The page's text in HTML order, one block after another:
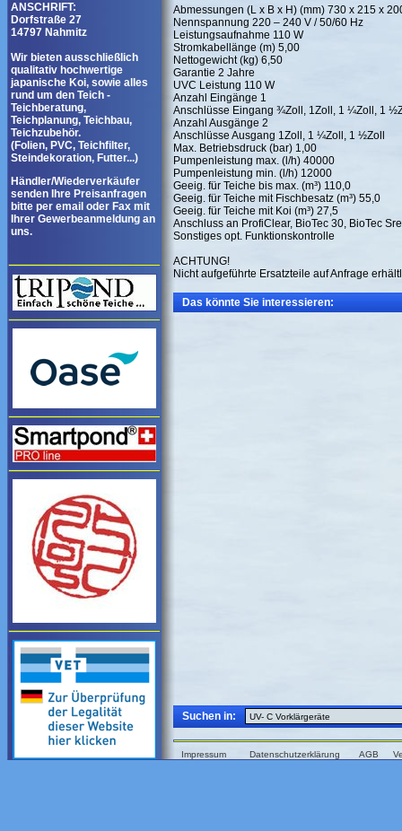
ANSCHRIFT:
Dorfstraße 27
14797 Nahmitz
Wir bieten ausschließlich
qualitativ hochwertige
japanische Koi, sowie alles
rund um den Teich -
Teichberatung,
Teichplanung, Teichbau,
Teichzubehör.
(Folien, PVC, Teichfilter,
Steindekoration, Futter...)
Händler/Wiederverkäufer
senden Ihre Preisanfragen
bitte per email oder Fax mit
Ihrer Gewerbeanmeldung an
uns.
Abmessungen (L x B x H) (mm) 730 x 215 x
Nennspannung 220 – 240 V / 50/60 Hz
Leistungsaufnahme 110 W
Stromkabellänge (m) 5,00
Nettogewicht (kg) 6,50
Garantie 2 Jahre
UVC Leistung 110 W
Anzahl Eingänge 1
Anschlüsse Eingang ¾Zoll, 1Zoll, 1 ¼Zoll, 1
Anzahl Ausgänge 2
Anschlüsse Ausgang 1Zoll, 1 ¼Zoll, 1 ½Zoll
Max. Betriebsdruck (bar) 1,00
Pumpenleistung max. (l/h) 40000
Pumpenleistung min. (l/h) 12000
Geeig. für Teiche bis max. (m³) 110,0
Geeig. für Teiche mit Fischbesatz (m³) 55,0
Geeig. für Teiche mit Koi (m³) 27,5
Anschluss an ProfiClear, BioTec 30, BioTec
Sonstiges opt. Funktionskontrolle
ACHTUNG!
Nicht aufgeführte Ersatzteile auf Anfrage
Das könnte Sie interessieren:
Suchen in:
Impressum Datenschutzerklärung AGB